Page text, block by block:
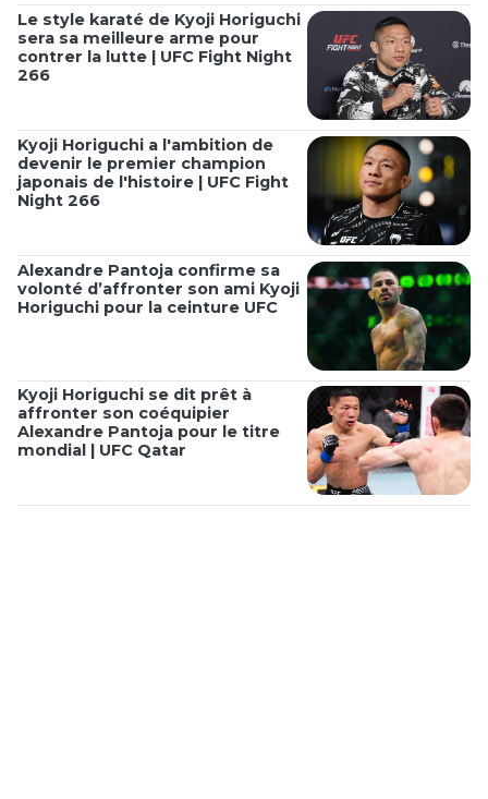
Le style karaté de Kyoji Horiguchi
sera sa meilleure arme pour
contrer la lutte | UFC Fight Night
266
Kyoji Horiguchi a l'ambition de
devenir le premier champion
japonais de l'histoire | UFC Fight
Night 266
Alexandre Pantoja confirme sa
volonté d’affronter son ami Kyoji
Horiguchi pour la ceinture UFC
Kyoji Horiguchi se dit prêt à
affronter son coéquipier
Alexandre Pantoja pour le titre
mondial | UFC Qatar